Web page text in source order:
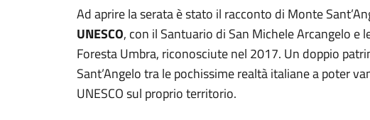
Ad aprire la serata è stato il racconto di Monte
UNESCO, con il Santuario di San Michele Arcangelo e
Foresta Umbra, riconosciute nel 2017. Un doppio
Sant’Angelo tra le pochissime realtà italiane a poter
UNESCO sul proprio territorio.